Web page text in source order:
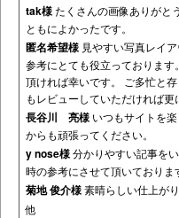
tak様たくさんの画像ありがと
ともによかったです。
匿名希望様 見やすい写真レイ
参考にとても役立っておりま
頂ければ幸いです。 ご多忙と
もレビューしていただければ更
長谷川 亮様 いつもサイトを
からも頑張ってください。
y nose様分かりやすい記事を
時の参考にさせて頂いておりま
菊地 俊介様素晴らしい仕上が
他